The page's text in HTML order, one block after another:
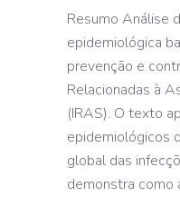
Resumo Análise
epidemiológica
prevenção e
Relacionadas à
(IRAS). O texto
epidemiológicos
global das
demonstra como